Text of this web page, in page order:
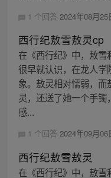
1 个回答 2024年08月25
西行纪敖雪敖灵cp
在《西行纪》中，敖
很早就认识，在龙人
象。敖灵相对懦弱，
灵，还送了她一个手
感...
1 个回答 2024年09月06
西行纪敖雪敖灵
在《西行纪》中，敖